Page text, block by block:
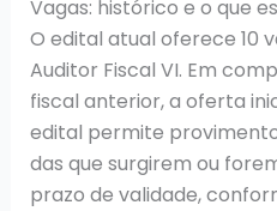
Vagas: histórico e o que
O edital atual oferece 10
Auditor Fiscal VI. Em
fiscal anterior, a oferta
edital permite
das que surgirem ou
prazo de validade,